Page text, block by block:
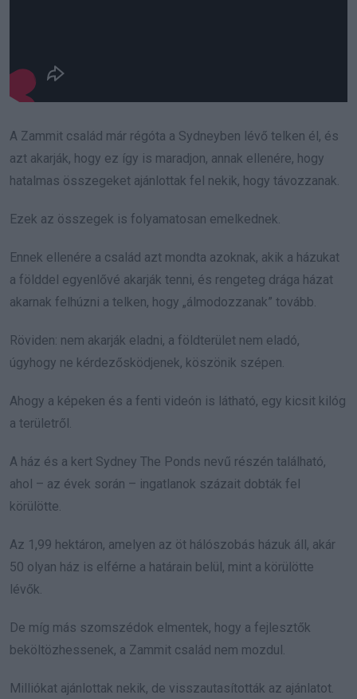
A Zammit család már régóta a Sydneyben lévő telken él, és
azt akarják, hogy ez így is maradjon, annak ellenére, hogy
hatalmas összegeket ajánlottak fel nekik, hogy távozzanak.
Ezek az összegek is folyamatosan emelkednek.
Ennek ellenére a család azt mondta azoknak, akik a házukat
a földdel egyenlővé akarják tenni, és rengeteg drága házat
akarnak felhúzni a telken, hogy „álmodozzanak” tovább.
Röviden: nem akarják eladni, a földterület nem eladó,
úgyhogy ne kérdezősködjenek, köszönik szépen.
Ahogy a képeken és a fenti videón is látható, egy kicsit kilóg
a területről.
A ház és a kert Sydney The Ponds nevű részén található,
ahol – az évek során – ingatlanok százait dobták fel
körülötte.
Az 1,99 hektáron, amelyen az öt hálószobás házuk áll, akár
50 olyan ház is elférne a határain belül, mint a körülötte
lévők.
De míg más szomszédok elmentek, hogy a fejlesztők
beköltözhessenek, a Zammit család nem mozdul.
Milliókat ajánlottak nekik, de visszautasították az ajánlatot.